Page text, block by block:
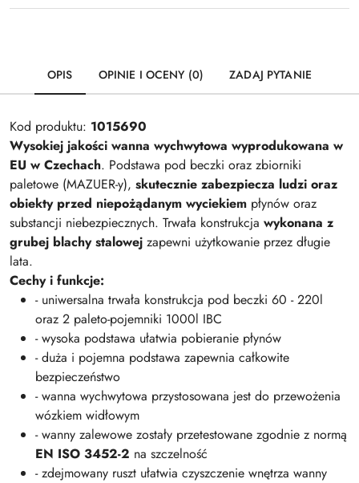
OPIS OPINIE I OCENY (0) ZADAJ PYTANIE
Kod produktu: 1015690
Wysokiej jakości wanna wychwytowa wyprodukowana w
EU w Czechach. Podstawa pod beczki oraz zbiorniki
paletowe (MAZUER-y), skutecznie zabezpiecza ludzi oraz
obiekty przed niepożądanym wyciekiem płynów oraz
substancji niebezpiecznych. Trwała konstrukcja wykonana z
grubej blachy stalowej zapewni użytkowanie przez długie
lata.
Cechy i funkcje:
- uniwersalna trwała konstrukcja pod beczki 60 - 220l
oraz 2 paleto-pojemniki 1000l IBC
- wysoka podstawa ułatwia pobieranie płynów
- duża i pojemna podstawa zapewnia całkowite
bezpieczeństwo
- wanna wychwytowa przystosowana jest do przewożenia
wózkiem widłowym
- wanny zalewowe zostały przetestowane zgodnie z normą
EN ISO 3452-2 na szczelność
- zdejmowany ruszt ułatwia czyszczenie wnętrza wanny